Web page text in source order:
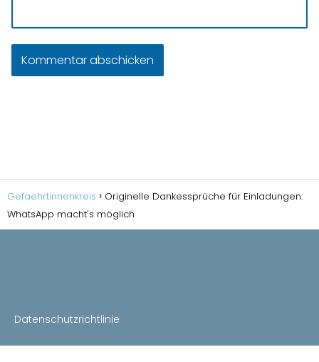
Gefaehrtinnenkreis
Originelle Dankessprüche für Einladungen:
WhatsApp macht's möglich
Datenschutzrichtlinie